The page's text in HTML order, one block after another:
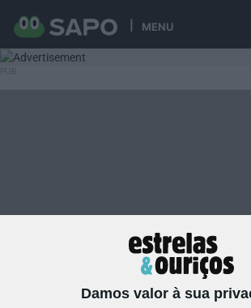
MENU
Damos valor à sua